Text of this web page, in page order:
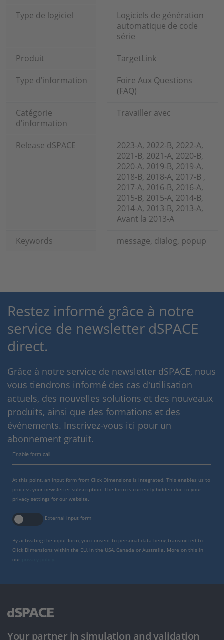
Type de logiciel
Logiciels de génération
automatique de code
série
Produit
TargetLink
Type d’information
Foire Aux Questions
(FAQ)
Catégorie
d’information
Travailler avec
Release dSPACE
2023-A, 2022-B, 2022-A,
2021-B, 2021-A, 2020-B,
2020-A, 2019-B, 2019-A,
2018-B, 2018-A, 2017-B ,
2017-A, 2016-B, 2016-A,
2015-B, 2015-A, 2014-B,
2014-A, 2013-B, 2013-A,
Avant la 2013-A
Keywords
message, dialog, popup
Restez informé grâce à notre
service de newsletter dSPACE
direct.
Grâce à notre service de newsletter dSPACE, nous
vous tiendrons informé des cas d'utilisation
actuels, des nouvelles solutions et des nouveaux
produits, ainsi que des formations et des
événements. Inscrivez-vous ici pour un
abonnement gratuit.
Enable form call
At this point, an input form from Click Dimensions is integrated. This enables us to
process your newsletter subscription. The form is currently hidden due to your
privacy settings for our website.
External input form
By activating the input form, you consent to personal data being transmitted to
Click Dimensions within the EU, in the USA, Canada or Australia. More on this in
our
Your partner in simulation and validation